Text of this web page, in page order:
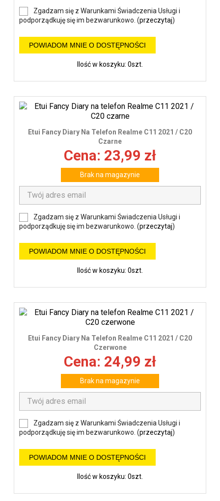
Zgadzam się z Warunkami Świadczenia Usługi i
podporządkuję się im bezwarunkowo. (przeczytaj)
POWIADOM MNIE O DOSTĘPNOŚCI
Ilość w koszyku: 0szt.
Etui Fancy Diary Na Telefon Realme C11 2021 / C20
Czarne
Cena: 23,99 zł
Brak na magazynie
Zgadzam się z Warunkami Świadczenia Usługi i
podporządkuję się im bezwarunkowo. (przeczytaj)
POWIADOM MNIE O DOSTĘPNOŚCI
Ilość w koszyku: 0szt.
Etui Fancy Diary Na Telefon Realme C11 2021 / C20
Czerwone
Cena: 24,99 zł
Brak na magazynie
Zgadzam się z Warunkami Świadczenia Usługi i
podporządkuję się im bezwarunkowo. (przeczytaj)
POWIADOM MNIE O DOSTĘPNOŚCI
Ilość w koszyku: 0szt.